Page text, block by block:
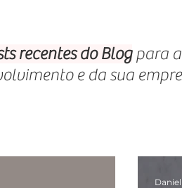
recentes do Blog para
e da sua